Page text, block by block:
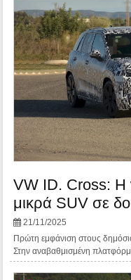
VW ID. Cross: Η
μικρά SUV σε
21/11/2025
Πρώτη εμφάνιση στους
Στην αναβαθμισμένη